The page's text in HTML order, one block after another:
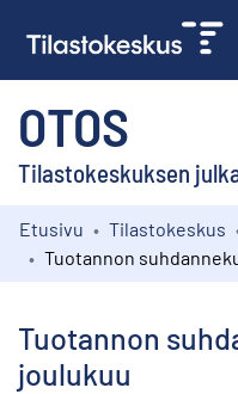
OTOS
Tilastokeskuksen
Kokoelmat
Etusivu Tilastokeskus
Tuotannon
joulukuu